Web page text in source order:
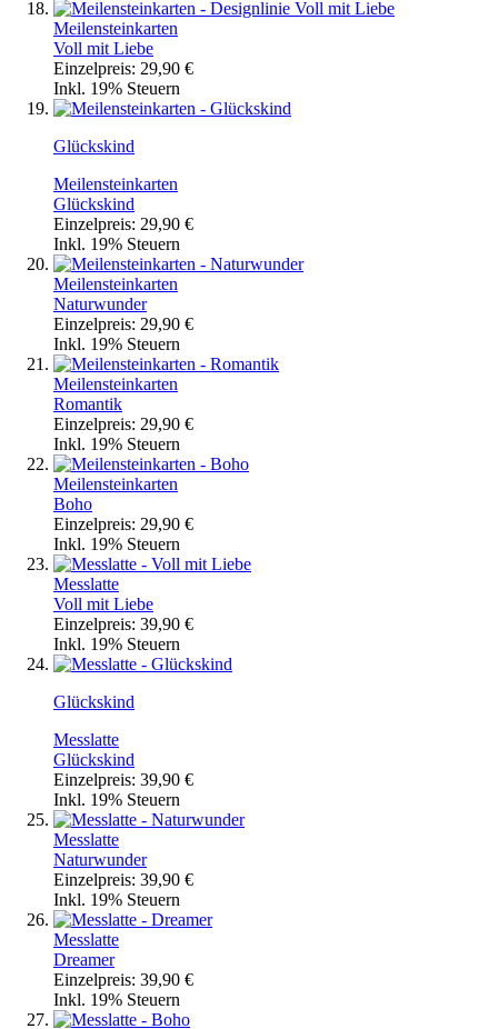
Meilensteinkarten
Voll mit Liebe
Einzelpreis: 29,90 €
Inkl. 19% Steuern
Glückskind
Meilensteinkarten
Glückskind
Einzelpreis: 29,90 €
Inkl. 19% Steuern
Meilensteinkarten
Naturwunder
Einzelpreis: 29,90 €
Inkl. 19% Steuern
Meilensteinkarten
Romantik
Einzelpreis: 29,90 €
Inkl. 19% Steuern
Meilensteinkarten
Boho
Einzelpreis: 29,90 €
Inkl. 19% Steuern
Messlatte
Voll mit Liebe
Einzelpreis: 39,90 €
Inkl. 19% Steuern
Glückskind
Messlatte
Glückskind
Einzelpreis: 39,90 €
Inkl. 19% Steuern
Messlatte
Naturwunder
Einzelpreis: 39,90 €
Inkl. 19% Steuern
Messlatte
Dreamer
Einzelpreis: 39,90 €
Inkl. 19% Steuern